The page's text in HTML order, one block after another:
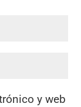
y web